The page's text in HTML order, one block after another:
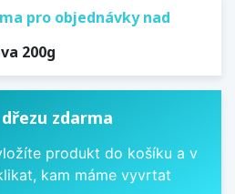
pro objednávky nad
200g
zdarma
produkt do košíku a v
kam máme vyvrtat